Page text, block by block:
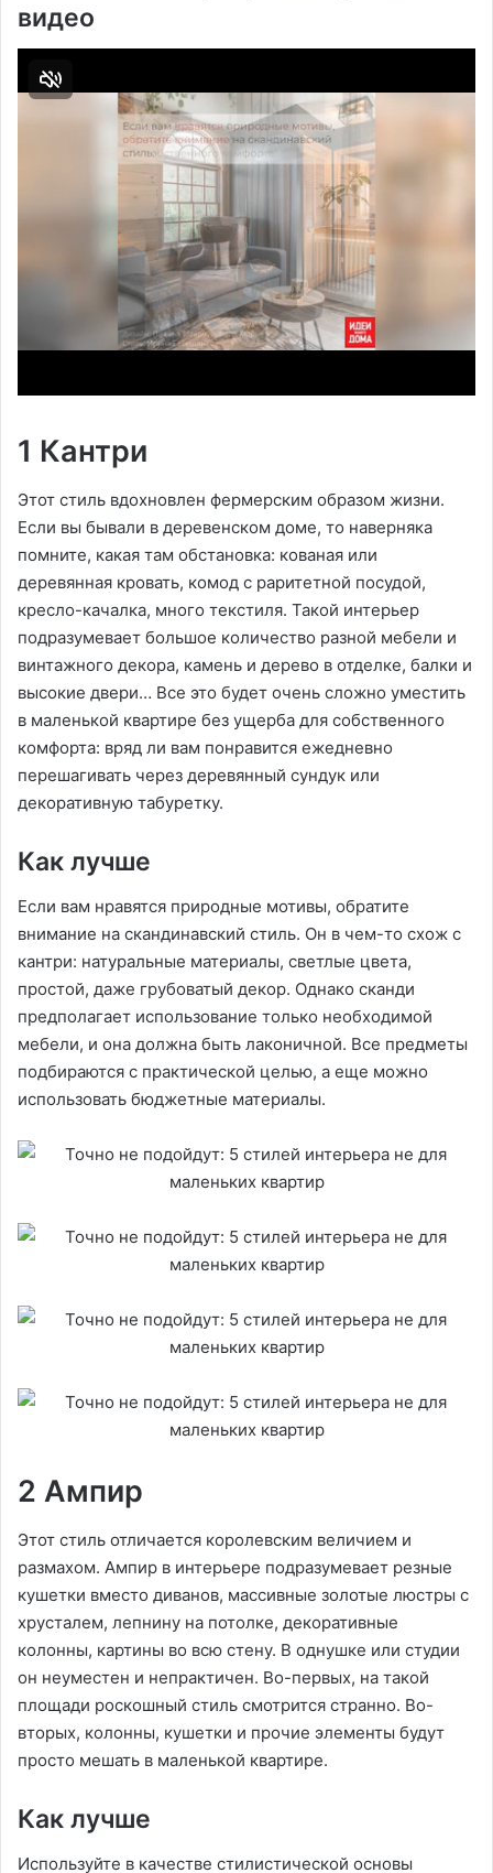
видео
1 Кантри
Этот стиль вдохновлен фермерским образом жизни.
Если вы бывали в деревенском доме, то наверняка
помните, какая там обстановка: кованая или
деревянная кровать, комод с раритетной посудой,
кресло-качалка, много текстиля. Такой интерьер
подразумевает большое количество разной мебели и
винтажного декора, камень и дерево в отделке, балки и
высокие двери… Все это будет очень сложно уместить
в маленькой квартире без ущерба для собственного
комфорта: вряд ли вам понравится ежедневно
перешагивать через деревянный сундук или
декоративную табуретку.
Как лучше
Если вам нравятся природные мотивы, обратите
внимание на скандинавский стиль. Он в чем-то схож с
кантри: натуральные материалы, светлые цвета,
простой, даже грубоватый декор. Однако сканди
предполагает использование только необходимой
мебели, и она должна быть лаконичной. Все предметы
подбираются с практической целью, а еще можно
использовать бюджетные материалы.
2 Ампир
Этот стиль отличается королевским величием и
размахом. Ампир в интерьере подразумевает резные
кушетки вместо диванов, массивные золотые люстры с
хрусталем, лепнину на потолке, декоративные
колонны, картины во всю стену. В однушке или студии
он неуместен и непрактичен. Во-первых, на такой
площади роскошный стиль смотрится странно. Во-
вторых, колонны, кушетки и прочие элементы будут
просто мешать в маленькой квартире.
Как лучше
Используйте в качестве стилистической основы